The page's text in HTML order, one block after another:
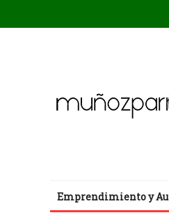
Emprendimiento y